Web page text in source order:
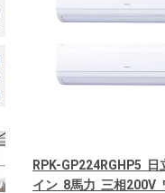
RPK-GP224RGHP5
イン 8馬力 三相200V